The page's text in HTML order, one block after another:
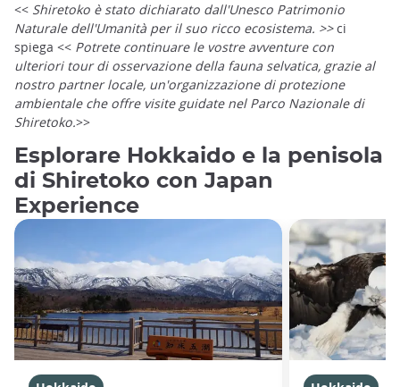
<< Shiretoko è stato dichiarato dall'Unesco Patrimonio
Naturale dell'Umanità per il suo ricco ecosistema. >>ci
spiega << Potrete continuare le vostre avventure con
ulteriori tour di osservazione della fauna selvatica, grazie al
nostro partner locale, un'organizzazione di protezione
ambientale che offre visite guidate nel Parco Nazionale di
Shiretoko.>>
Esplorare Hokkaido e la penisola
di Shiretoko con Japan
Experience